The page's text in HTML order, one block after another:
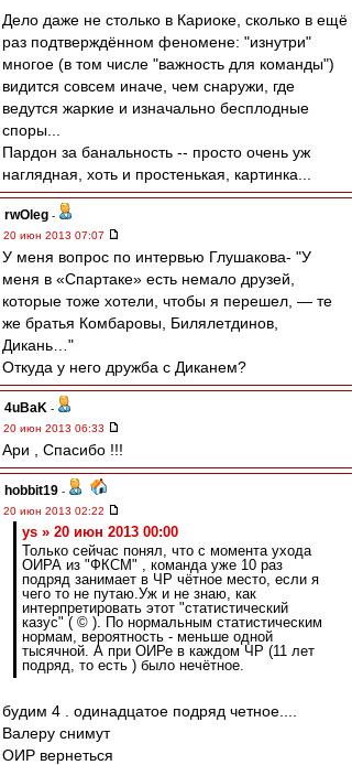
Дело даже не столько в Кариоке, сколько в ещё
раз подтверждённом феномене: "изнутри"
многое (в том числе "важность для команды")
видится совсем иначе, чем снаружи, где
ведутся жаркие и изначально бесплодные
споры...
Пардон за банальность -- просто очень уж
наглядная, хоть и простенькая, картинка...
rwOleg -
20 июн 2013 07:07
У меня вопрос по интервью Глушакова- "У
меня в «Спартаке» есть немало друзей,
которые тоже хотели, чтобы я перешел, — те
же братья Комбаровы, Билялетдинов,
Дикань…"
Откуда у него дружба с Диканем?
4uBaK -
20 июн 2013 06:33
Ари , Спасибо !!!
hobbit19 -
20 июн 2013 02:22
ys » 20 июн 2013 00:00
Только сейчас понял, что с момента ухода
ОИРА из "ФКСМ" , команда уже 10 раз
подряд занимает в ЧР чётное место, если я
чего то не путаю.Уж и не знаю, как
интерпретировать этот "статистический
казус" ( © ). По нормальным статистическим
нормам, вероятность - меньше одной
тысячной. А при ОИРе в каждом ЧР (11 лет
подряд, то есть ) было нечётное.
будим 4 . одинадцатое подряд четное....
Валеру снимут
ОИР вернеться